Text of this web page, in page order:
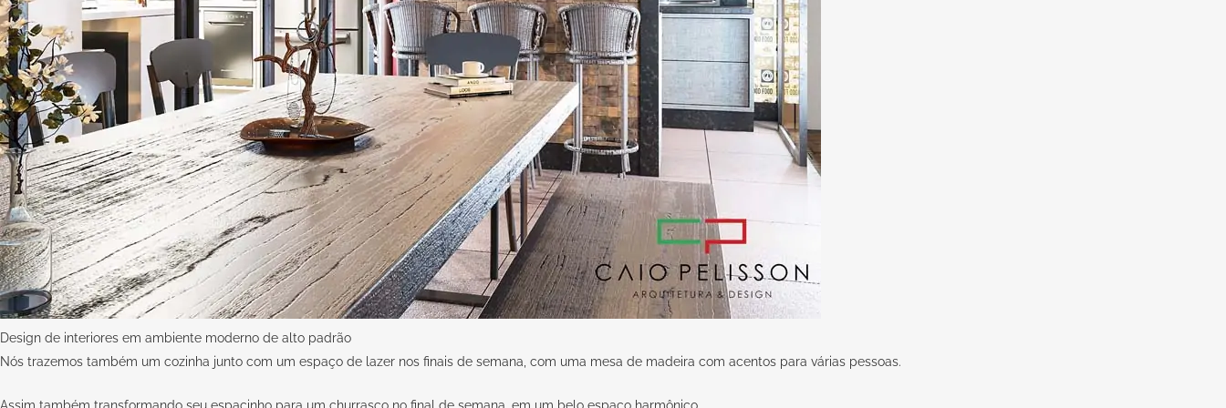
Design de interiores em ambiente moderno de alto padrão
Nós trazemos também um cozinha junto com um espaço de lazer nos finais de semana, com uma mesa de madeira com acentos para várias pessoas.
Assim também transformando seu espacinho para um churrasco no final de semana, em um belo espaço harmônico.